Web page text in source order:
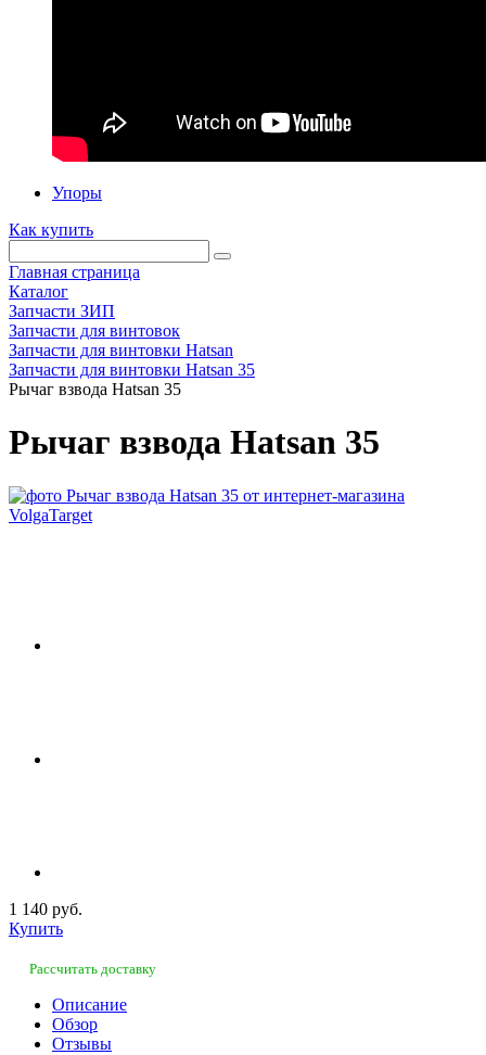
Упоры
Как купить
Главная страница
Каталог
Запчасти ЗИП
Запчасти для винтовок
Запчасти для винтовки Hatsan
Запчасти для винтовки Hatsan 35
Рычаг взвода Hatsan 35
Рычаг взвода Hatsan 35
1 140 руб.
Купить
Рассчитать доставку
Описание
Обзор
Отзывы